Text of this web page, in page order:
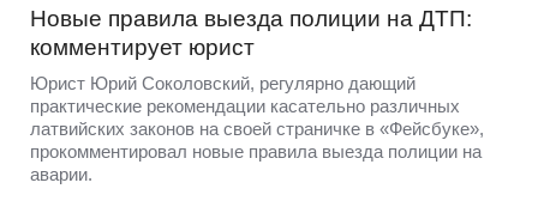
Новые правила выезда полиции на ДТП:
комментирует юрист
Юрист Юрий Соколовский, регулярно дающий
практические рекомендации касательно различных
латвийских законов на своей страничке в «Фейсбуке»,
прокомментировал новые правила выезда полиции на
аварии.